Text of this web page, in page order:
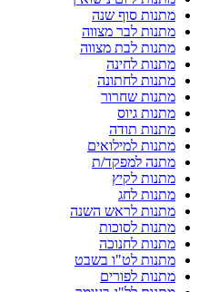
מתנות סוף שנה
מתנות לבר מצווה
מתנות לבת מצווה
מתנות לחינה
מתנות לחתונה
מתנות שחרור
מתנות גיוס
מתנות תודה
מתנות למילואים
מתנה למפקד/ת
מתנות לקיץ
מתנות לחג
מתנות לראש השנה
מתנות לסוכות
מתנות לחנוכה
מתנות לט"ו בשבט
מתנות לפורים